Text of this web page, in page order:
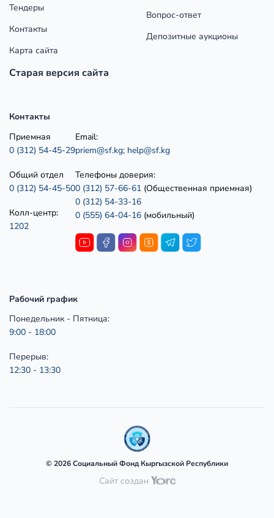
Тендеры
Контакты
Карта сайта
Старая версия сайта
Вопрос-ответ
Депозитные аукционы
Контакты
Приемная
0 (312) 54-45-29
Общий отдел
0 (312) 54-45-50
Колл-центр:
1202
Email:
priem@sf.kg; help@sf.kg
Телефоны доверия:
0 (312) 57-66-61 (Общественная приемная)
0 (312) 54-33-16
0 (555) 64-04-16 (мобильный)
Рабочий график
Понедельник - Пятница:
9:00 - 18:00
Перерыв:
12:30 - 13:30
© 2026 Социальный Фонд Кыргызской Республики
Сайт создан